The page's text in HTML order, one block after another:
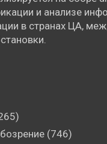
и анализе
в странах ЦА,
(746)